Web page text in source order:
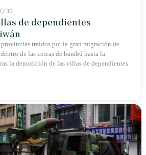
30
de dependientes
provincias traídos por la gran migración de
de las cercas de bambú hasta la
la demolición de las villas de dependientes